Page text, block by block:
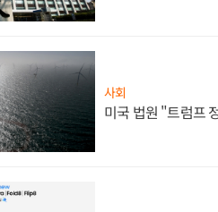
사회
미국 법원 "트럼프